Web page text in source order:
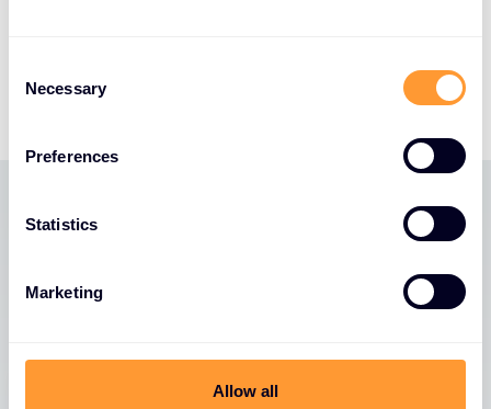
Necessary
Preferences
Statistics
Marketing
Allow all
Zur vollständigen Pressemeldung
Neueste Nachrichten